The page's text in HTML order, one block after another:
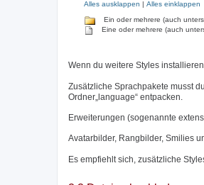
Alles ausklappen
Alles einklappen
Ein oder mehrere (auch
Eine oder mehrere (auch
Wenn du weitere Styles
Zusätzliche Sprachpakete musst
Ordner„language“ entpacken.
Erweiterungen (sogenannte
Avatarbilder, Rangbilder, Smilies
Es empfiehlt sich, zusätzliche